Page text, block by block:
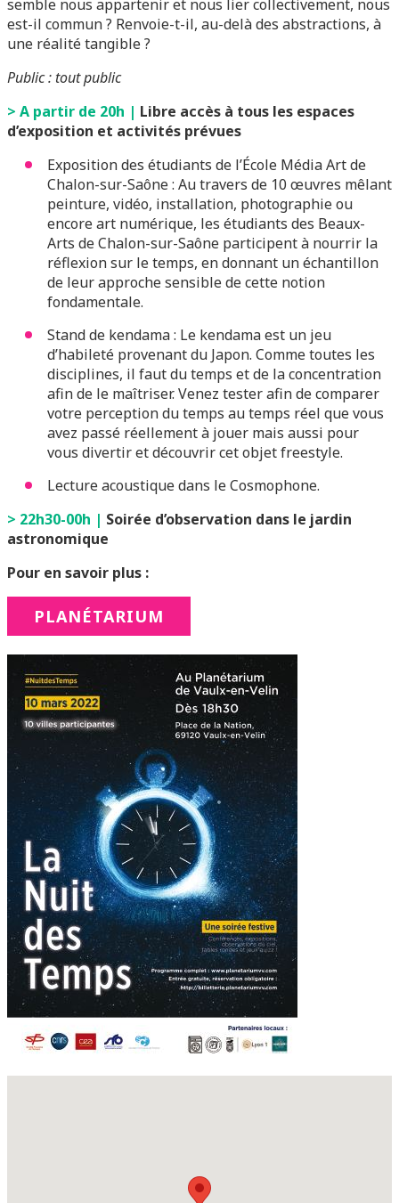
semble nous appartenir et nous lier collectivement, nous
est-il commun ? Renvoie-t-il, au-delà des abstractions, à
une réalité tangible ?
Public : tout public
> A partir de 20h | Libre accès à tous les espaces
d’exposition et activités prévues
Exposition des étudiants de l’École Média Art de
Chalon-sur-Saône : Au travers de 10 œuvres mêlant
peinture, vidéo, installation, photographie ou
encore art numérique, les étudiants des Beaux-
Arts de Chalon-sur-Saône participent à nourrir la
réflexion sur le temps, en donnant un échantillon
de leur approche sensible de cette notion
fondamentale.
Stand de kendama : Le kendama est un jeu
d’habileté provenant du Japon. Comme toutes les
disciplines, il faut du temps et de la concentration
afin de le maîtriser. Venez tester afin de comparer
votre perception du temps au temps réel que vous
avez passé réellement à jouer mais aussi pour
vous divertir et découvrir cet objet freestyle.
Lecture acoustique dans le Cosmophone.
> 22h30-00h | Soirée d’observation dans le jardin
astronomique
Pour en savoir plus :
PLANÉTARIUM